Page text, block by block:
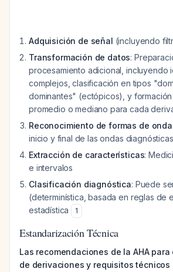
Adquisición de señal (incluyendo
Transformación de datos:
procesamiento adicional, incluyendo
complejos, clasificación en tipos
dominantes" (ectópicos), y
promedio o mediano para cada
Reconocimiento de formas de onda
inicio y final de las ondas diagnósticas
Extracción de características:
e intervalos
Clasificación diagnóstica: Puede
(determinística, basada en reglas de
estadística
1
Estandarización Técnica
Las recomendaciones de la AHA
de derivaciones y requisitos